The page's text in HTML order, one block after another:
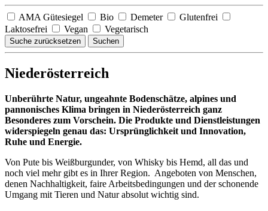
AMA Gütesiegel Bio Demeter
Glutenfrei
Laktosefrei
Vegan Vegetarisch
Suche zurücksetzen Suchen
Niederösterreich
Unberührte Natur, ungeahnte Bodenschätze, alpines und
pannonisches Klima bringen in Niederösterreich ganz
Besonderes zum Vorschein. Die Produkte und Dienstleistungen
widerspiegeln genau das: Ursprünglichkeit und Innovation,
Ruhe und Energie.
Von Pute bis Weißburgunder, von Whisky bis Hemd, all das und
noch viel mehr gibt es in Ihrer Region. Angeboten von Menschen,
denen Nachhaltigkeit, faire Arbeitsbedingungen und der schonende
Umgang mit Tieren und Natur absolut wichtig sind.